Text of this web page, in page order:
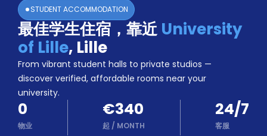
登
入
Booking
Accommodation
About
us
Blog
Refer
And
Earn
Become
STUDENT ACCOMMODATION
最佳学生住宿，靠近University
of Lille, Lille
From vibrant student halls to private studios —
discover verified, affordable rooms near your
university.
0
物业
€340
起 / MONTH
24/7
客服